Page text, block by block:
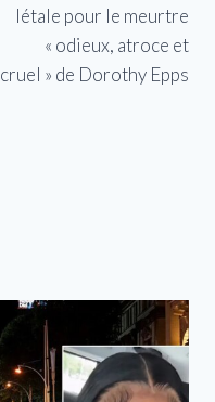
létale pour le meurtre
« odieux, atroce et
cruel » de Dorothy Epps